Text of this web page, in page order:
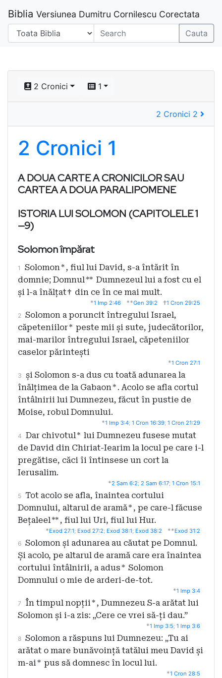
Biblia Versiunea Dumitru Cornilescu Corectata
Cauta
2 Cronici 1
2 Cronici 2
2 Cronici 1
A DOUA CARTE A CRONICILOR SAU
CARTEA A DOUA PARALIPOMENE
ISTORIA LUI SOLOMON (CAPITOLELE 1
—9)
Solomon împărat
1 Solomon* , fiul lui David, s-a întărit în
domnie; Domnul** Dumnezeul lui a fost cu el
și l-a înălțat† din ce în ce mai mult.
*1 Imp 2:46 **Gen 39:2 †1 Cron 29:25
2 Solomon a poruncit întregului Israel,
căpeteniilor* peste mii și sute, judecătorilor,
mai-marilor întregului Israel, căpeteniilor
caselor părintești
*1 Cron 27:1
3 și Solomon s-a dus cu toată adunarea la
înălțimea de la Gabaon* . Acolo se afla cortul
întâlnirii lui Dumnezeu, făcut în pustie de
Moise, robul Domnului.
*1 Imp 3:4; 1 Cron 16:39; 1 Cron 21:29
4 Dar chivotul* lui Dumnezeu fusese mutat
de David din Chiriat-Iearim la locul pe care i-l
pregătise, căci îi întinsese un cort la
Ierusalim.
*2 Sam 6:2; 2 Sam 6:17; 1 Cron 15:1
5 Tot acolo se afla, înaintea cortului
Domnului, altarul de aramă* , pe care-l făcuse
Bețaleel** , fiul lui Uri, fiul lui Hur.
*Exod 27:1; Exod 27:2; Exod 38:1; Exod 38:2 **Exod 31:2
6 Solomon și adunarea au căutat pe Domnul.
Și acolo, pe altarul de aramă care era înaintea
cortului întâlnirii, a adus* Solomon
Domnului o mie de arderi-de-tot.
*1 Imp 3:4
7 În timpul nopții* , Dumnezeu S-a arătat lui
Solomon și i-a zis: „Cere ce vrei să-ți dau.”
*1 Imp 3:5; 1 Imp 3:6
8 Solomon a răspuns lui Dumnezeu: „Tu ai
arătat o mare bunăvoință tatălui meu David și
m-ai* pus să domnesc în locul lui.
*1 Cron 28:5